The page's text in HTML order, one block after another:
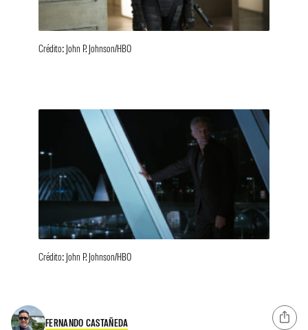
Crédito: John P. Johnson/HBO
Crédito: John P. Johnson/HBO
FERNANDO CASTAÑEDA